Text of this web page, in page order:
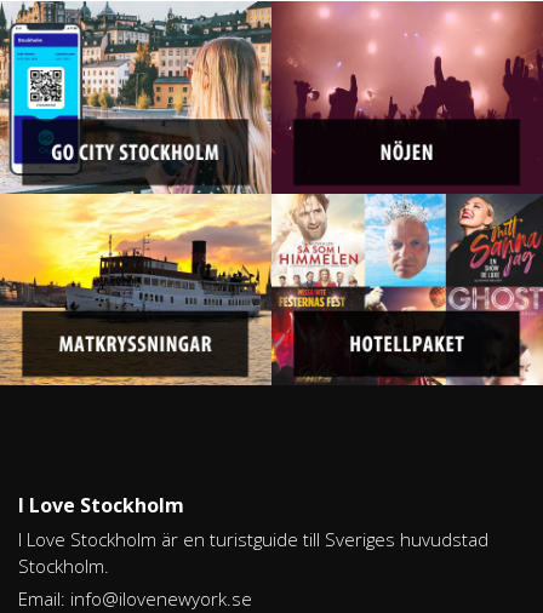
I Love Stockholm
I Love Stockholm är en turistguide till Sveriges huvudstad
Stockholm.
Email: info@ilovenewyork.se